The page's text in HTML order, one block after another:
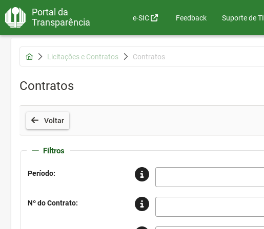
Portal da
Transparência
e-SIC Feedback Suporte de TI
Licitações e Contratos Contratos
Contratos
Voltar
Filtros
Período:
Nº do Contrato: